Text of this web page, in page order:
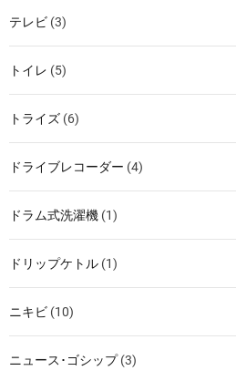
テレビ (3)
トイレ (5)
トライズ (6)
ドライブレコーダー (4)
ドラム式洗濯機 (1)
ドリップケトル (1)
ニキビ (10)
ニュース･ゴシップ(3)